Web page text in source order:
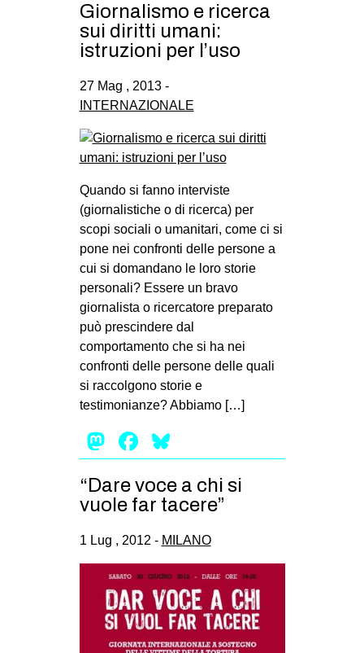
Giornalismo e ricerca
sui diritti umani:
istruzioni per l’uso
27 Mag , 2013 -
INTERNAZIONALE
Quando si fanno interviste
(giornalistiche o di ricerca) per
scopi sociali o umanitari, come ci si
pone nei confronti delle persone a
cui si domandano le loro storie
personali? Essere un bravo
giornalista o ricercatore preparato
può prescindere dal
comportamento che si ha nei
confronti delle persone delle quali
si raccolgono storie e
testimonianze? Abbiamo […]
Mastodon
Facebook
“Dare voce a chi si
vuole far tacere”
1 Lug , 2012 - MILANO